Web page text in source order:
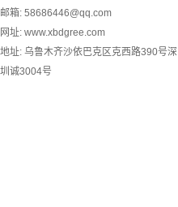
邮箱: 58686446@qq.com
网址: www.xbdgree.com
地址: 乌鲁木齐沙依巴克区克西路390号深
圳诚3004号